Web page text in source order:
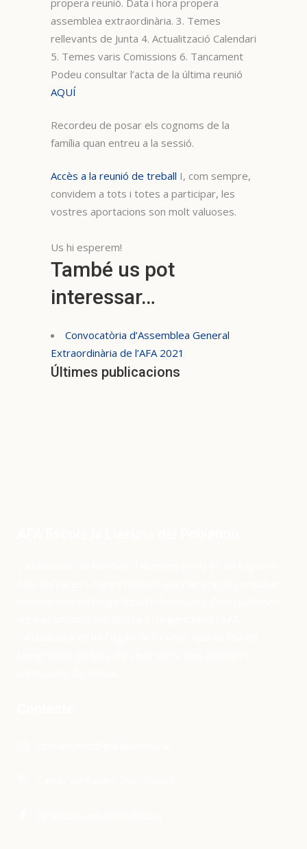
assemblea extraordinària. 3. Temes
rellevants de Junta 4. Actualització Calendari
5. Temes varis Comissions 6. Tancament
Podeu consultar l’acta de la última reunió
AQUÍ
Recordeu de posar els cognoms de la
família quan entreu a la sessió.
Accès a la reunió de treball I, com sempre,
convidem a tots i totes a participar, les
vostres aportacions son molt valuoses.
Us hi esperem!
També us pot
interessar…
Convocatòria d’Assemblea General
Extraordinària de l’AFA 2021
Últimes publicacions